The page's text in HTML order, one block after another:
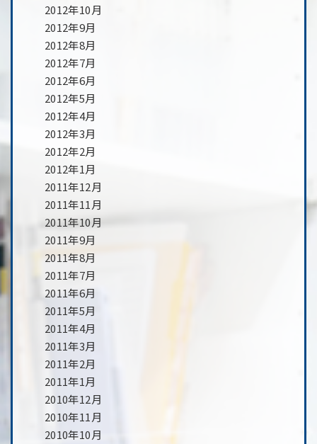
2012年10月
2012年9月
2012年8月
2012年7月
2012年6月
2012年5月
2012年4月
2012年3月
2012年2月
2012年1月
2011年12月
2011年11月
2011年10月
2011年9月
2011年8月
2011年7月
2011年6月
2011年5月
2011年4月
2011年3月
2011年2月
2011年1月
2010年12月
2010年11月
2010年10月